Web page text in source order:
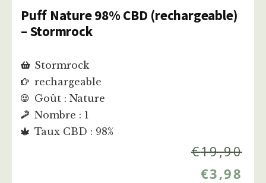
Puff Nature 98% CBD (rechargeable)
– Stormrock
Stormrock
rechargeable
Goût : Nature
Nombre : 1
Taux CBD : 98%
€19,90
€3,98